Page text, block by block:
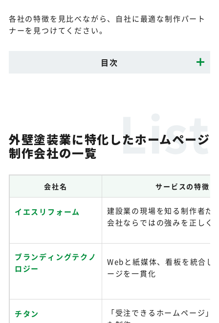
各社の特徴を見比べながら、自社に最適な制作パート
ナーを見つけてください。
目次
外壁塗装業に特化したホームページ
制作会社の一覧
会社名 サービスの特徴
イエスリフォーム
建設業の現場を知る制作者だ
会社ならではの強みを正しく
ブランディングテクノ
ロジー
Webと紙媒体、看板を統合し
ージを一貫化
チタン
「受注できるホームページ」